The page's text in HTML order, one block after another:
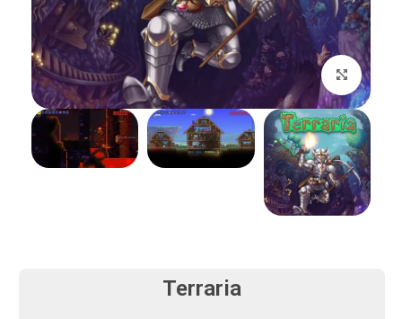
بزرگنمایی تصویر
Terraria